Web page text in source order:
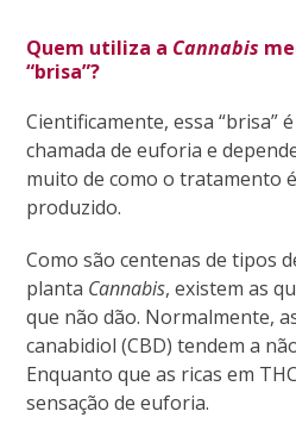
Quem utiliza a Cannabis
“brisa”?
Cientificamente, essa “brisa” é
chamada de euforia e
muito de como o tratamento é
produzido.
Como são centenas de tipos
planta Cannabis, existem as
que não dão. Normalmente,
canabidiol (CBD) tendem a
Enquanto que as ricas em
sensação de euforia.